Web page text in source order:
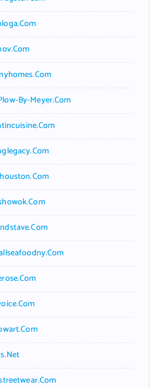
By-Meyer.com